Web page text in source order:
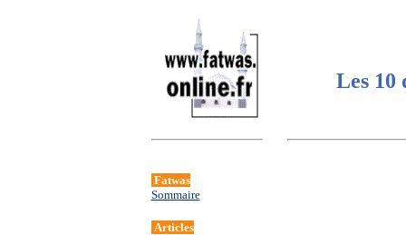
Les
Fatwas
Sommaire
Articles